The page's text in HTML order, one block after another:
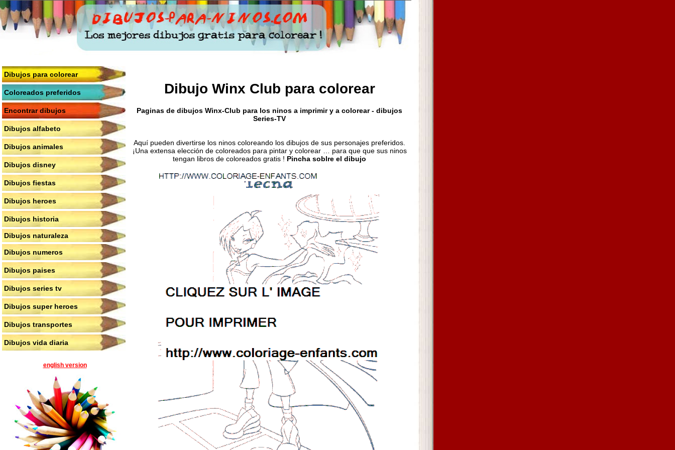
Dibujos para colorear
Coloreados preferidos
Encontrar dibujos
Dibujos alfabeto
Dibujos animales
Dibujos disney
Dibujos fiestas
Dibujos heroes
Dibujos historia
Dibujos naturaleza
Dibujos numeros
Dibujos paises
Dibujos series tv
Dibujos super heroes
Dibujos transportes
Dibujos vida diaria
english version
Dibujo Winx Club para colorear
Paginas de dibujos Winx-Club para los ninos a imprimir y a colorear - dibujos
Series-TV
Aquí pueden divertirse los ninos coloreando los dibujos de sus personajes preferidos.
¡Una extensa elección de coloreados para pintar y colorear … para que que sus ninos
tengan libros de coloreados gratis ! Pincha soblre el dibujo